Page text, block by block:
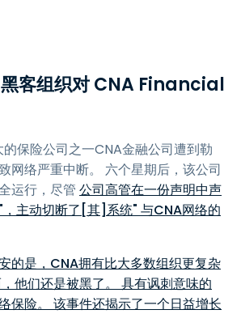
客组织对 CNA Financial
的保险公司之一CNA金融公司遭到勒
网络严重中断。 六个星期后，该公司
运行，尽管 公司高管在一份声明中声
主动切断了[其]系统" 与CNA网络的
的是，CNA拥有比大多数组织更复杂
他们还是被黑了。 具有讽刺意味的
保险。 该事件还揭示了一个日益增长